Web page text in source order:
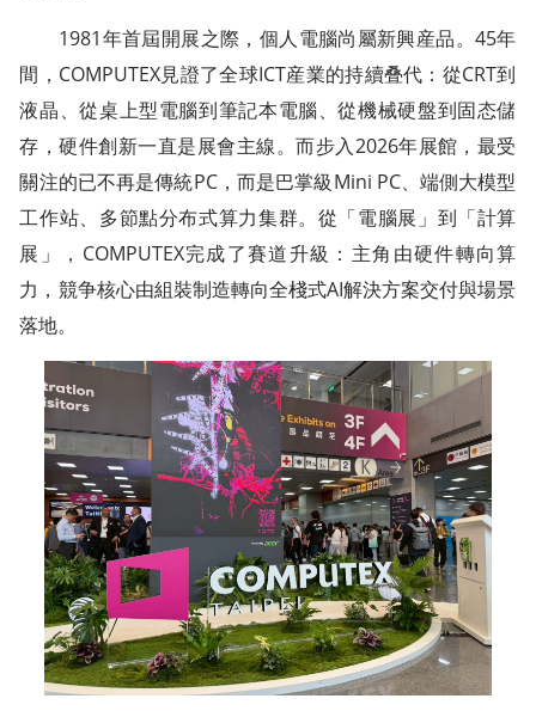
1981年首屆開展之際，個人電腦尚屬新興産品。45年
間，COMPUTEX見證了全球ICT産業的持續叠代：從CRT到
液晶、從桌上型電腦到筆記本電腦、從機械硬盤到固态儲
存，硬件創新一直是展會主線。而步入2026年展館，最受
關注的已不再是傳統PC，而是巴掌級Mini PC、端側大模型
工作站、多節點分布式算力集群。從「電腦展」到「計算
展」，COMPUTEX完成了賽道升級：主角由硬件轉向算
力，競争核心由組裝制造轉向全棧式AI解決方案交付與場景
落地。